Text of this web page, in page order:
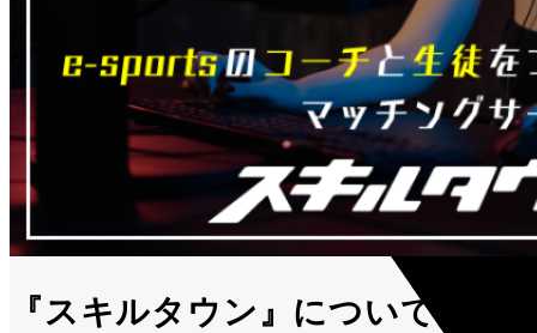
『スキルタウン』について